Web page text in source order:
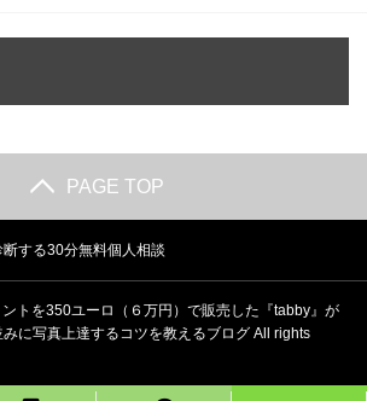
PAGE TOP
する30分無料個人相談
トを350ユーロ（６万円）で販売した『tabby』が
に写真上達するコツを教えるブログ All rights